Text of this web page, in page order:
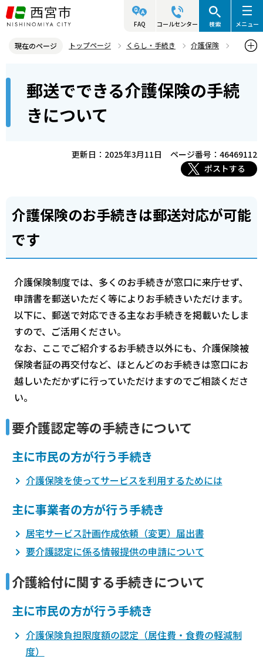
こ
の
ジ
頭
FAQ コールセンター 検索 メニュー
現在のページ トップページ くらし・手続き
介護保険
郵送でできる介護保険の手続きについて
郵送でできる介護保険の手続
きについて
更新日：2025年3月11日
ページ番号：46469112
ポストする
介護保険のお手続きは郵送対応が可能
です
介護保険制度では、多くのお手続きが窓口に来庁せず、
申請書を郵送いただく等によりお手続きいただけます。
以下に、郵送で対応できる主なお手続きを掲載いたしま
すので、ご活用ください。
なお、ここでご紹介するお手続き以外にも、介護保険被
保険者証の再交付など、ほとんどのお手続きは窓口にお
越しいただかずに行っていただけますのでご相談くださ
い。
要介護認定等の手続きについて
主に市民の方が行う手続き
介護保険を使ってサービスを利用するためには
主に事業者の方が行う手続き
居宅サービス計画作成依頼（変更）届出書
要介護認定に係る情報提供の申請について
介護給付に関する手続きについて
主に市民の方が行う手続き
介護保険負担限度額の認定（居住費・食費の軽減制
度）